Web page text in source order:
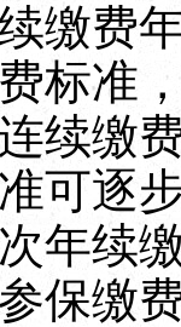
缴费
标准
续缴
可逐
年续
保缴